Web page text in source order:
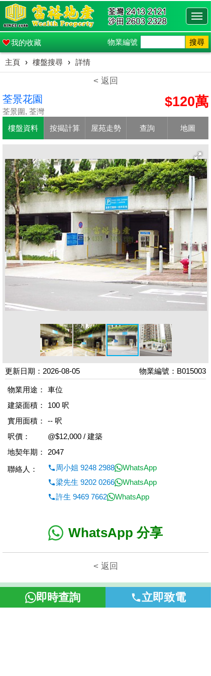
我的收藏 物業編號 搜尋
主頁 › 樓盤搜尋 › 詳情
< 返回
荃景花園
荃景圍, 荃灣
$120萬
樓盤資料 按揭計算 屋苑走勢 查詢 地圖
更新日期：2026-08-05 物業編號：B015003
物業用途：
車位
建築面積：
100 呎
實用面積：
-- 呎
呎價：
@$12,000 / 建築
地契年期：
2047
聯絡人：
周小姐 9248 2988
WhatsApp
梁先生 9202 0266
WhatsApp
許生 9469 7662
WhatsApp
WhatsApp 分享
< 返回
即時查詢 立即致電
本網頁所提供資料僅作參考用途。若因錯漏而引致任何不便或損
失，富裕地產概不負責。